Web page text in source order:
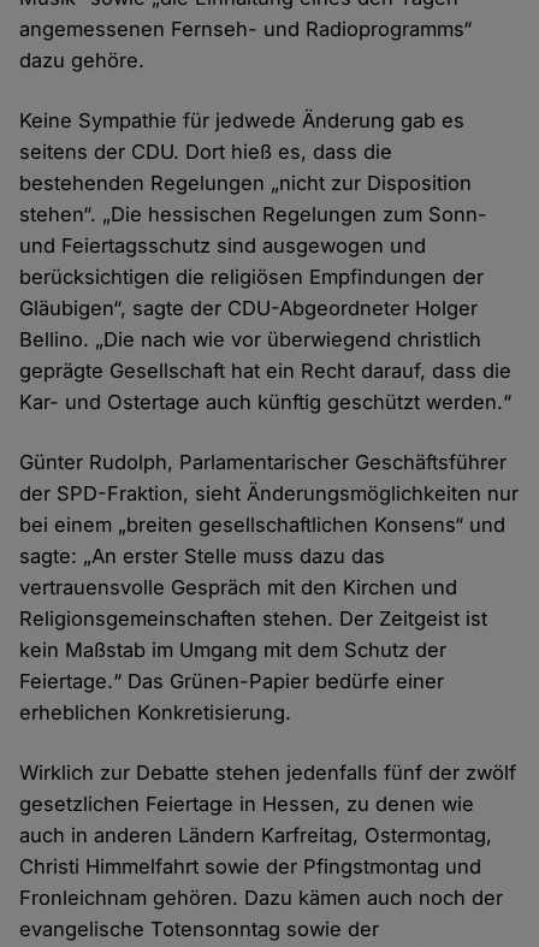
angemessenen Fernseh- und Radioprogramms“
dazu gehöre.
Keine Sympathie für jedwede Änderung gab es
seitens der CDU. Dort hieß es, dass die
bestehenden Regelungen „nicht zur Disposition
stehen“. „Die hessischen Regelungen zum Sonn-
und Feiertagsschutz sind ausgewogen und
berücksichtigen die religiösen Empfindungen der
Gläubigen“, sagte der CDU-Abgeordneter Holger
Bellino. „Die nach wie vor überwiegend christlich
geprägte Gesellschaft hat ein Recht darauf, dass die
Kar- und Ostertage auch künftig geschützt werden.“
Günter Rudolph, Parlamentarischer Geschäftsführer
der SPD-Fraktion, sieht Änderungsmöglichkeiten nur
bei einem „breiten gesellschaftlichen Konsens“ und
sagte: „An erster Stelle muss dazu das
vertrauensvolle Gespräch mit den Kirchen und
Religionsgemeinschaften stehen. Der Zeitgeist ist
kein Maßstab im Umgang mit dem Schutz der
Feiertage.“ Das Grünen-Papier bedürfe einer
erheblichen Konkretisierung.
Wirklich zur Debatte stehen jedenfalls fünf der zwölf
gesetzlichen Feiertage in Hessen, zu denen wie
auch in anderen Ländern Karfreitag, Ostermontag,
Christi Himmelfahrt sowie der Pfingstmontag und
Fronleichnam gehören. Dazu kämen auch noch der
evangelische Totensonntag sowie der